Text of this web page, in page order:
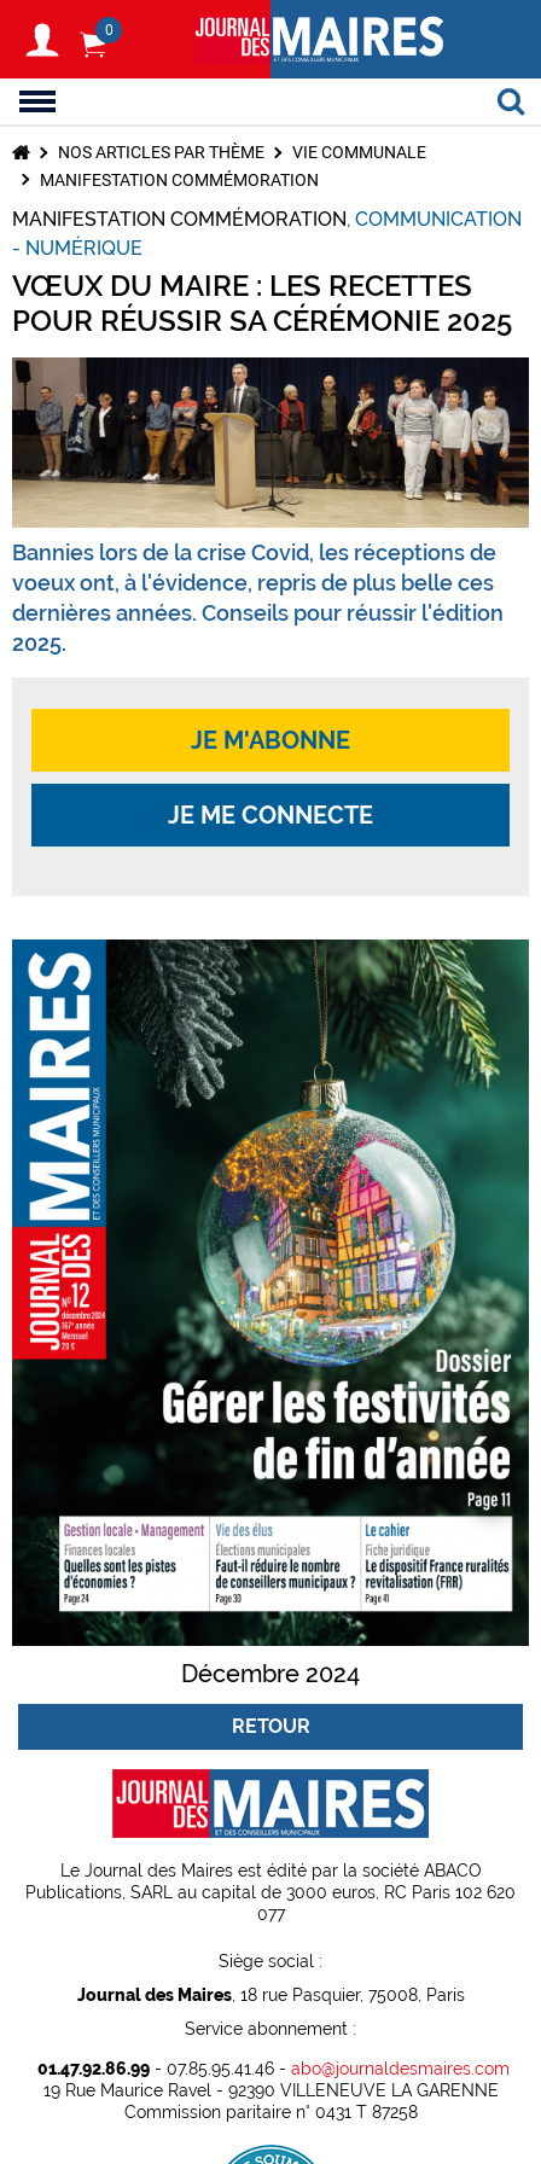
0
NOS ARTICLES PAR THÈME
VIE COMMUNALE
MANIFESTATION COMMÉMORATION
MANIFESTATION COMMÉMORATION COMMUNICATION
- NUMÉRIQUE
VŒUX DU MAIRE : LES RECETTES
POUR RÉUSSIR SA CÉRÉMONIE 2025
Bannies lors de la crise Covid, les réceptions de
voeux ont, à l'évidence, repris de plus belle ces
dernières années. Conseils pour réussir l'édition
2025.
JE M'ABONNE
JE ME CONNECTE
Décembre 2024
RETOUR
Le Journal des Maires est édité par la société ABACO
Publications, SARL au capital de 3000 euros, RC Paris 102 620
077
Siège social :
Journal des Maires, 18 rue Pasquier, 75008, Paris
Service abonnement :
01.47.92.86.99- 07.85.95.41.46 - abo@journaldesmaires.com
19 Rue Maurice Ravel - 92390 VILLENEUVE LA GARENNE
Commission paritaire n° 0431 T 87258